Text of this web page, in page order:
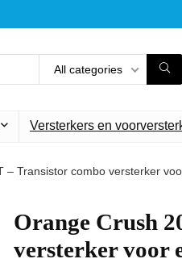
All categories
Versterkers en
– Transistor combo versterker
Orange Crush
versterker voor